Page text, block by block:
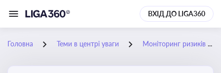
ВХІД ДО LIGA360
Головна Теми в центрі уваги Моніторинг ризиків у судовій системі